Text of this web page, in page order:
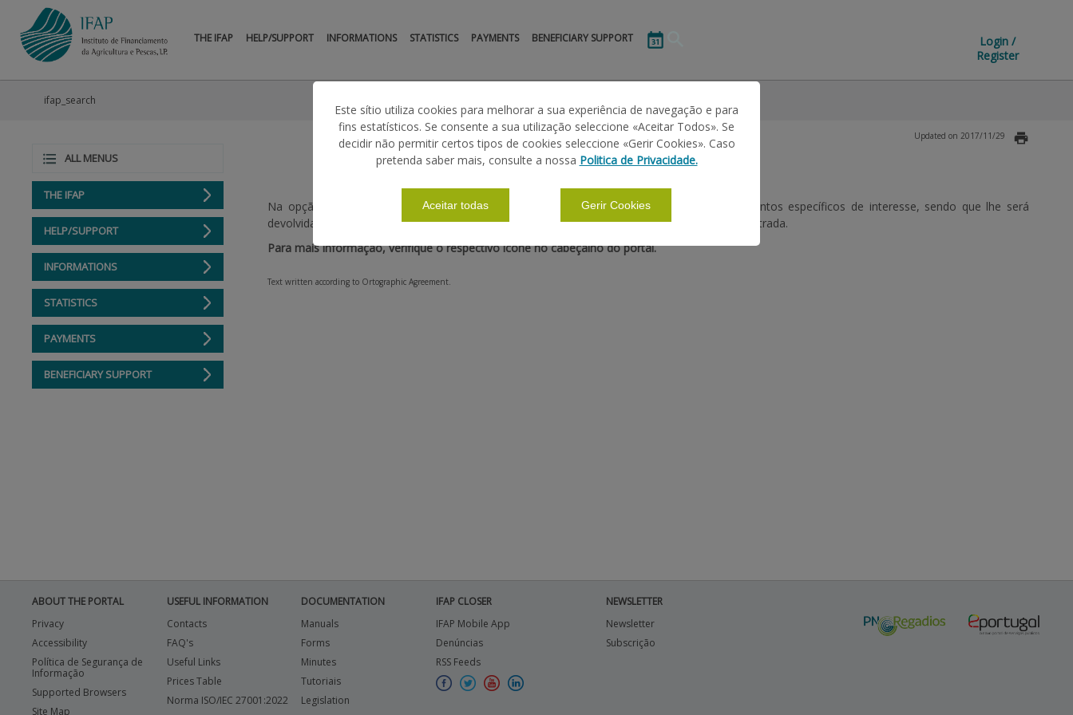
THE IFAP HELP/SUPPORT INFORMATIONS STATISTICS PAYMENTS BENEFICIARY SUPPORT
Login /
Register
ALL MENUS
THE IFAP
HELP/SUPPORT
INFORMATIONS
STATISTICS
PAYMENTS
BENEFICIARY SUPPORT
ifap_search
Updated on 2017/11/29
Na opção “Pesquisa” disponibilizada pelo IFAP, IP, poderá procurar informação sobre assuntos específicos de interesse, sendo que lhe será
devolvida indicação de todas as áreas de conteúdo do portal onde a mesma poderá ser encontrada.
Para mais informação, verifique o respectivo ícone no cabeçalho do portal.
Text written according to Ortographic Agreement.
ABOUT THE PORTAL
Privacy
Accessibility
Política de Segurança de
Informação
Supported Browsers
Site Map
USEFUL INFORMATION
Contacts
FAQ's
Useful Links
Prices Table
Norma ISO/IEC 27001:2022
DOCUMENTATION
Manuals
Forms
Minutes
Tutoriais
Legislation
IFAP CLOSER
IFAP Mobile App
Denúncias
RSS Feeds
NEWSLETTER
Newsletter
Subscrição
Este sítio utiliza cookies para melhorar a sua experiência de navegação e para
fins estatísticos. Se consente a sua utilização seleccione «Aceitar Todos». Se
decidir não permitir certos tipos de cookies seleccione «Gerir Cookies». Caso
pretenda saber mais, consulte a nossa Politica de Privacidade.
Aceitar todas Gerir Cookies